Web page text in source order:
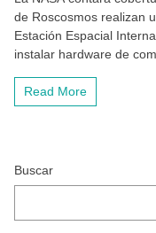
de Roscosmos realizan
Estación Espacial
instalar hardware de
Read More
Buscar